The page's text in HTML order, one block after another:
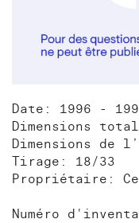
Date: 1996 -
Dimensions
Dimensions de
Tirage: 18/33
Propriétaire:
Numéro